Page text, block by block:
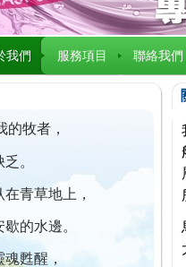
我們 服務項目 聯絡我們
的牧者，
。
青草地上，
的水邊。
甦醒，